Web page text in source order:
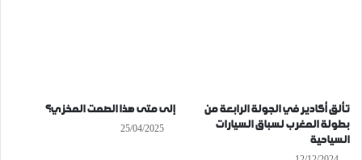
تألق أكادير في الجولة الرابعة من
بطولة المغرب لسباق السيارات
السياحية
إلى متى هذا الصمت المخزي؟
25/04/2025